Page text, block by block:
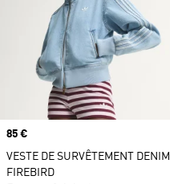
Prix
85 €
VESTE DE SURVÊTEMENT DENIM
FIREBIRD